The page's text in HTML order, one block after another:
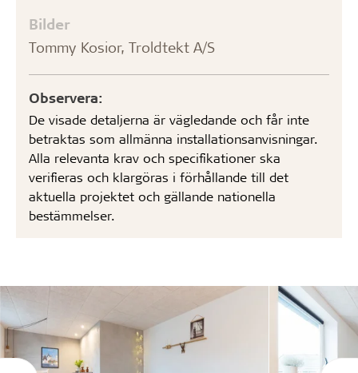
Bilder
Tommy Kosior, Troldtekt A/S
Observera:
De visade detaljerna är vägledande och får inte
betraktas som allmänna installationsanvisningar.
Alla relevanta krav och specifikationer ska
verifieras och klargöras i förhållande till det
aktuella projektet och gällande nationella
bestämmelser.